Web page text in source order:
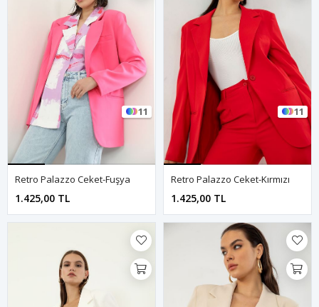
11
Retro Palazzo Ceket-Fuşya
1.425,00 TL
11
Retro Palazzo Ceket-Kırmızı
1.425,00 TL